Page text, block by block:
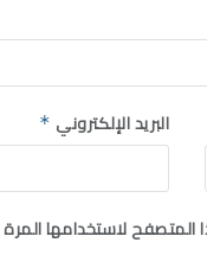
البريد الإلكتروني *
لاستخدامها